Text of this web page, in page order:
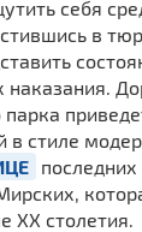
себя
в
наказания.
парка
в стиле
XX столетия.